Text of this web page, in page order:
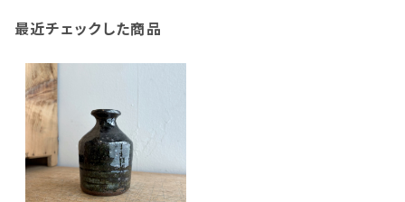
最近チェックした商品